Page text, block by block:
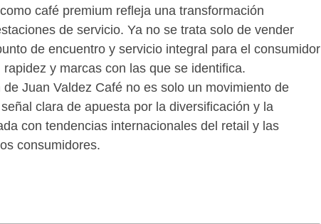
café premium refleja una transformación
de servicio. Ya no se trata solo de vender
de encuentro y servicio integral para el consumidor
y marcas con las que se identifica.
Juan Valdez Café no es solo un movimiento de
clara de apuesta por la diversificación y la
con tendencias internacionales del retail y las
consumidores.